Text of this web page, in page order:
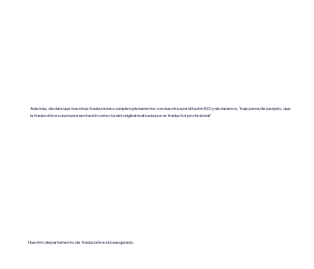
Además, declara que nuestras traducciones cumplen plenamente con nuestra acreditación ISO y declaramos, "bajo pena de perjurio, que
la traducción es una representación correcta del original realizada por un traductor profesional".
Nuestro departamento de traducción está asegurado.